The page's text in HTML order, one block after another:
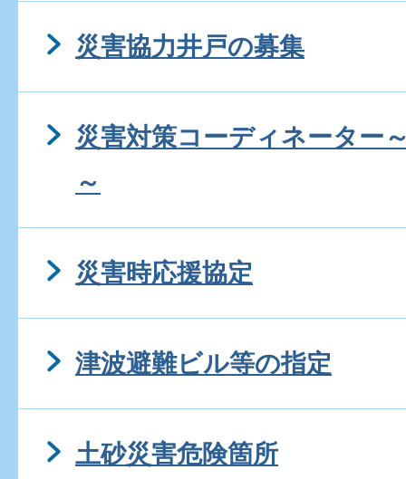
災害協力井戸の募集
災害対策コーディネーター
～
災害時応援協定
津波避難ビル等の指定
土砂災害危険箇所